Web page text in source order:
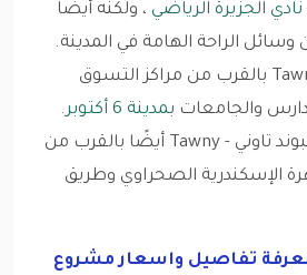
نادي الجزيرة الرياضي ، ولكنه أيضًا
الراحة الهامة في المدينة.
تقع كمبوند تاوني - Tawny بالقرب من مراكز التسوق
والجامعات بمدينة 6 أكتوبر
.
يمكن الوصول إلى كمبوند تاوني - Tawny أيضًا بالقرب من
الإسكندرية الصحراوي وطريق
تفاصيل واسعار مشروع